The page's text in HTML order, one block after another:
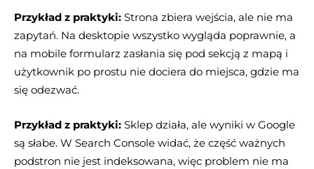
Przykład z praktyki: Strona zbiera wejścia, ale nie ma
zapytań. Na desktopie wszystko wygląda poprawnie, a
na mobile formularz zasłania się pod sekcją z mapą i
użytkownik po prostu nie dociera do miejsca, gdzie ma
się odezwać.
Przykład z praktyki: Sklep działa, ale wyniki w Google
są słabe. W Search Console widać, że część ważnych
podstron nie jest indeksowana, więc problem nie ma